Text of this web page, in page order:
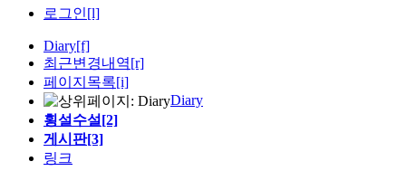
로그인[l]
Diary[f]
최근변경내역[r]
페이지목록[i]
Diary
횡설수설[2]
게시판[3]
링크